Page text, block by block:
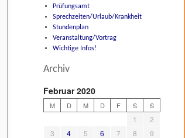
Prüfungsamt
Sprechzeiten/Urlaub/Krankheit
Stundenplan
Veranstaltung/Vortrag
Wichtige Infos!
Archiv
Februar 2020
M D M D F S S
1
2
3
4 5 6 7 8
9